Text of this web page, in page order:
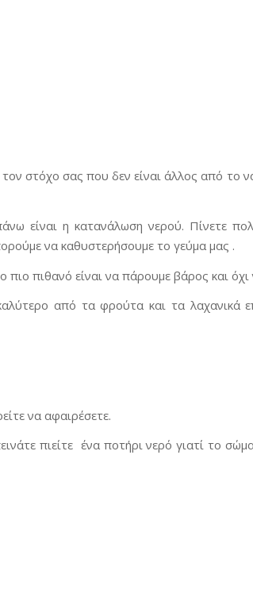
στόχο σας που δεν είναι άλλος από το
είναι η κατανάλωση νερού. Πίνετε
να καθυστερήσουμε το γεύμα μας .
πιθανό είναι να πάρουμε βάρος και
από τα φρούτα και τα λαχανικά
να αφαιρέσετε.
πιείτε ένα ποτήρι νερό γιατί το